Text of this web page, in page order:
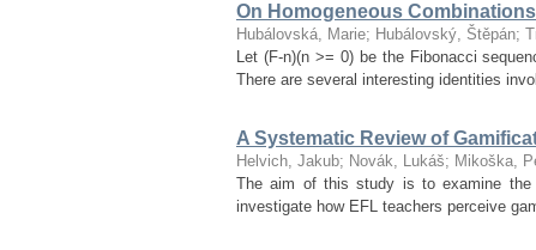
On Homogeneous
Hubálovská, Marie; Hubálovský, Štěpán;
Let (F-n)(n >= 0) be the Fibonacci
There are several interesting identities
A Systematic Review of
Helvich, Jakub; Novák, Lukáš; Mikoška,
The aim of this study is to examine
investigate how EFL teachers perceive